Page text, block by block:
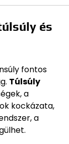
és
fontos
Túlsúly
a
kockázata,
a